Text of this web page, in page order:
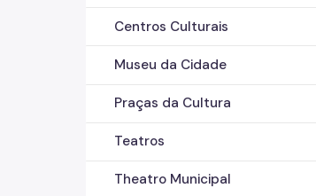
Centros Culturais
Museu da Cidade
Praças da Cultura
Teatros
Theatro Municipal